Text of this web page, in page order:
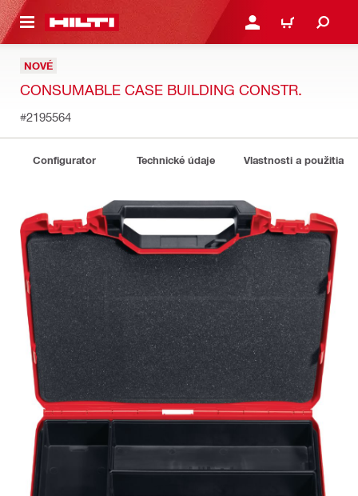
HLAVNÝ OBSAH PRIHLÁSIŤ ALEBO
KOŠÍK
NOVÉ
CONSUMABLE CASE BUILDING CONSTR.
#2195564
Configurator Technické údaje Vlastnosti a použitia